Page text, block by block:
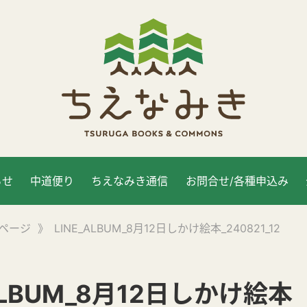
中道便り ちえなみき通信 お問合せ/各種申込み
ージ 》 LINE_ALBUM_8月12日しかけ絵本_240821_12
月12日しかけ絵本